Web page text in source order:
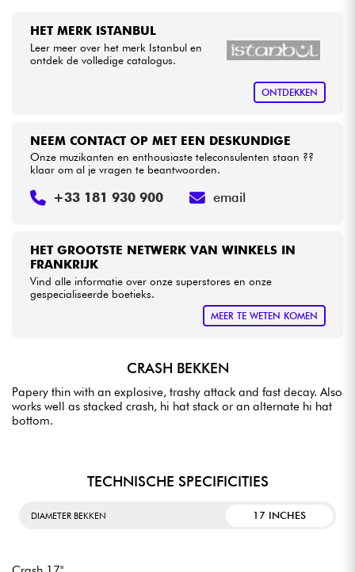
Kinderen
Kabels & toebehoren
Sets
Bekijk onze merken
HET MERK ISTANBUL
Leer meer over het merk Istanbul en
ontdek de volledige catalogus.
ONTDEKKEN
HET GROOTSTE NETWERK VAN WINKELS IN
FRANKRIJK
Vind alle informatie over onze superstores en onze
gespecialiseerde boetieks.
MEER TE WETEN KOMEN
NEEM CONTACT OP MET EEN DESKUNDIGE
Onze muzikanten en enthousiaste teleconsulenten staan ??
klaar om al je vragen te beantwoorden.
+33 181 930 900 email
CRASH BEKKEN
Papery thin with an explosive, trashy attack and fast decay. Also
works well as stacked crash, hi hat stack or an alternate hi hat
bottom.
TECHNISCHE SPECIFICITIES
DIAMETER BEKKEN 17 INCHES